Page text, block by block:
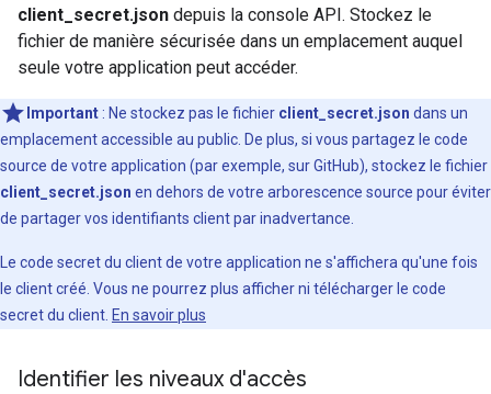
client_secret.json depuis la console API. Stockez le
fichier de manière sécurisée dans un emplacement auquel
seule votre application peut accéder.
Important : Ne stockez pas le fichier client_secret.json dans un
emplacement accessible au public. De plus, si vous partagez le code
source de votre application (par exemple, sur GitHub), stockez le fichier
client_secret.json en dehors de votre arborescence source pour éviter
de partager vos identifiants client par inadvertance.
Le code secret du client de votre application ne s'affichera qu'une fois
le client créé. Vous ne pourrez plus afficher ni télécharger le code
secret du client. En savoir plus
Identifier les niveaux d'accès